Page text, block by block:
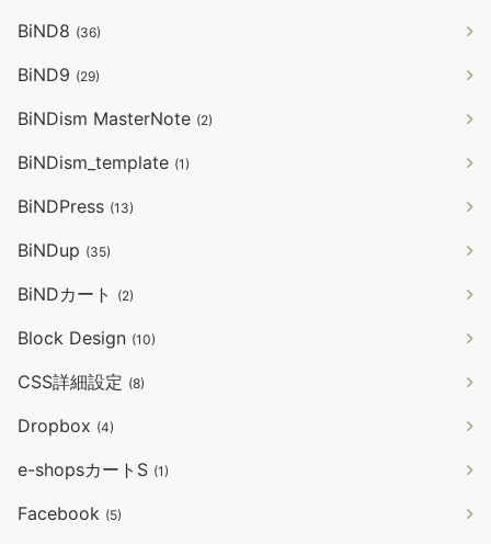
BiND8 (36)
BiND9 (29)
BiNDism MasterNote (2)
BiNDism_template (1)
BiNDPress (13)
BiNDup (35)
BiNDカート (2)
Block Design (10)
CSS詳細設定 (8)
Dropbox (4)
e-shopsカートS (1)
Facebook (5)